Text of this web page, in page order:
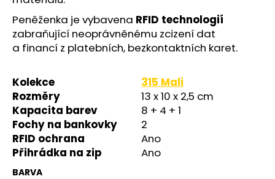
Peněženka je vybavena RFID technologií
zabraňující neoprávněnému zcizení dat
a financí z platebních, bezkontaktních karet.
Kolekce
315 Mali
Rozměry
13 x 10 x 2,5 cm
Kapacita barev
8 + 4 + 1
Fochy na bankovky
2
RFID ochrana
Ano
Přihrádka na zip
Ano
BARVA
D
o
p
u
č
u
j
e
m
e